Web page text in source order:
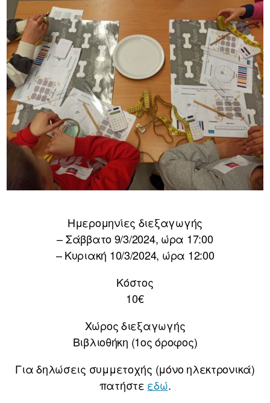
Ημερομηνίες διεξαγωγής
– Σάββατο 9/3/2024, ώρα 17:00
– Κυριακή 10/3/2024, ώρα 12:00
Κόστος
10€
Χώρος διεξαγωγής
Βιβλιοθήκη (1ος όροφος)
Για δηλώσεις συμμετοχής (μόνο ηλεκτρονικά)
πατήστε εδώ.